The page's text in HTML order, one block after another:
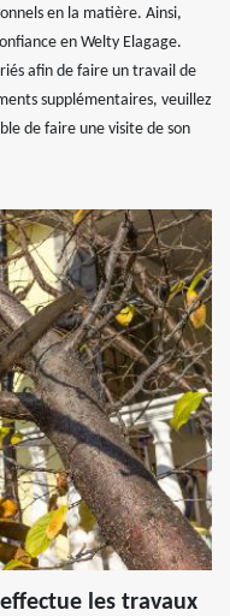
en la matière. Ainsi,
en Welty Elagage.
afin de faire un travail de
supplémentaires, veuillez
de faire une visite de son
les travaux